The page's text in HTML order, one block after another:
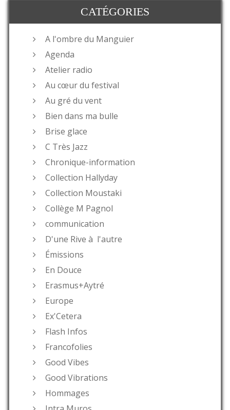
CATÉGORIES
A l'ombre du Manguier
Agenda
Atelier radio
Au cœur du festival
Au gré du vent
Bien dans ma bulle
Brise glace
C Très Jazz
Chronique-information
Collection Hallyday
Collection Moustaki
Collège M Pagnol
communication
D'une Rive à l'autre
Émissions
En Douce
Erasmus+Aytré
Europe
Ex'Cetera
Flash Infos
Francofolies
Good Vibes
Good Vibrations
Hommages